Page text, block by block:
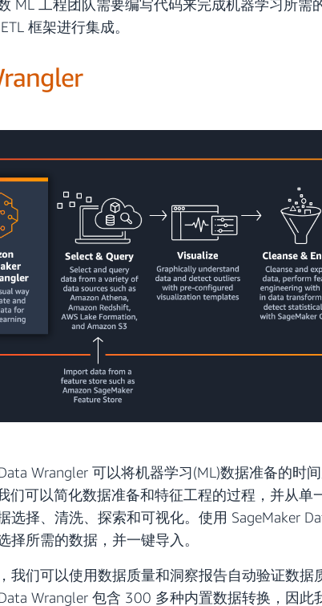
ML 工程团队需要编写代码来完成机器学习所
框架进行集成。
Wrangler 可以将机器学习(ML)数据准备的时
们可以简化数据准备和特征工程的过程，并从
选择、清洗、探索和可视化。使用 SageMaker
择所需的数据，并一键导入。
我们可以使用数据质量和洞察报告自动验证数据
Wrangler 包含 300 多种内置数据转换，因